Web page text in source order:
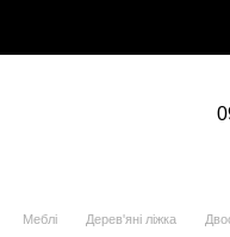
Меблі Дерев'яні ліжка